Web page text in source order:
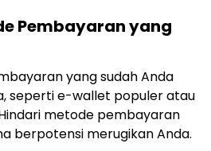
Pembayaran yang
yang sudah Anda
seperti e-wallet populer atau
metode pembayaran
berpotensi merugikan Anda.